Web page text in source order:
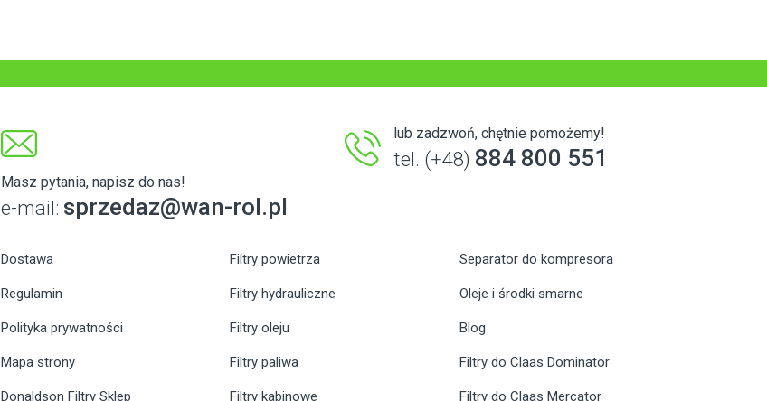
Masz pytania, napisz do nas!
e-mail: sprzedaz@wan-rol.pl
lub zadzwoń, chętnie pomożemy!
tel. (+48) 884 800 551
Dostawa
Regulamin
Polityka prywatności
Mapa strony
Donaldson Filtry Sklep
Filtry powietrza
Filtry hydrauliczne
Filtry oleju
Filtry paliwa
Filtry kabinowe
Separator do kompresora
Oleje i środki smarne
Blog
Filtry do Claas Dominator
Filtry do Claas Mercator